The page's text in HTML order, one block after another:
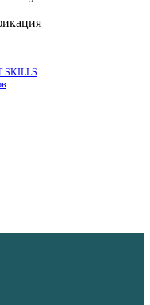
SKILLS